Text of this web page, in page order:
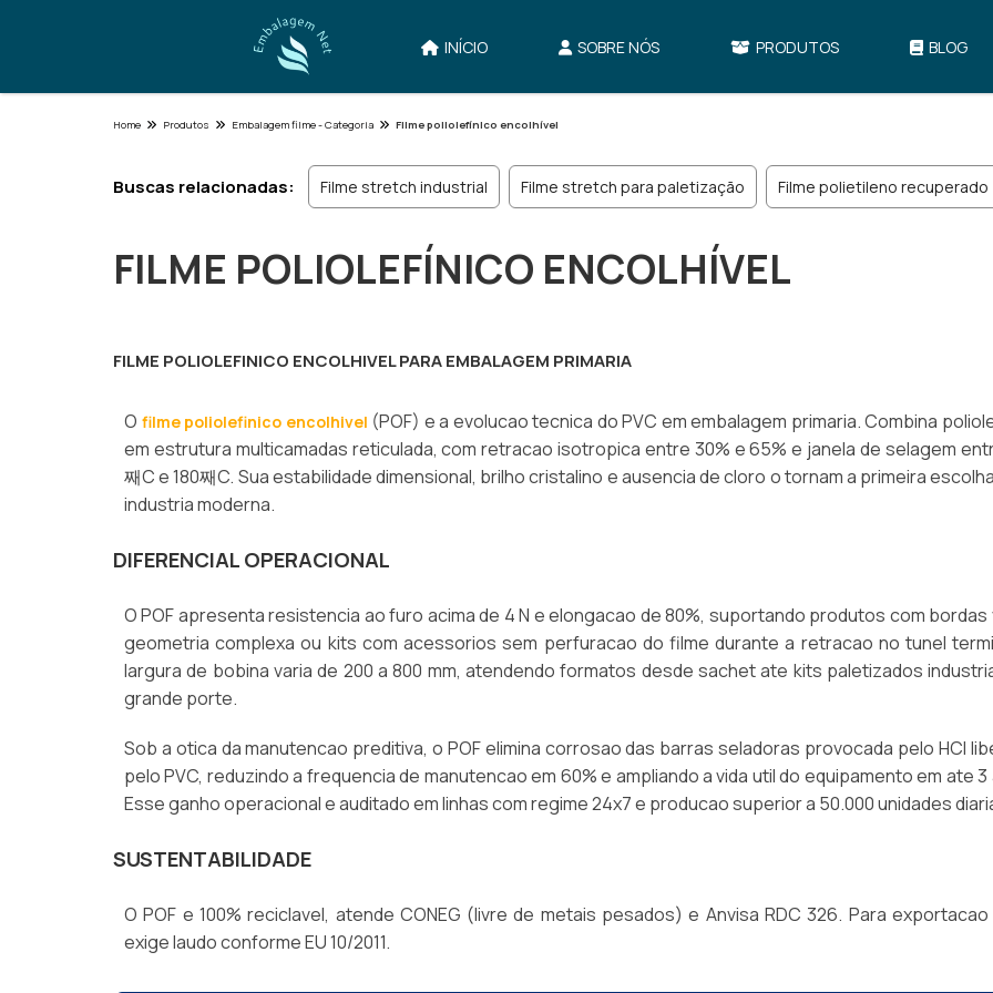
INÍCIO SOBRE NÓS PRODUTOS BLOG
Home Produtos Embalagem filme - Categoria Filme poliolefínico encolhível
Buscas relacionadas: Filme stretch industrial Filme stretch para paletização Filme polietileno recuperado
FILME POLIOLEFÍNICO ENCOLHÍVEL
FILME POLIOLEFINICO ENCOLHIVEL PARA EMBALAGEM PRIMARIA
O filme poliolefinico encolhivel (POF) e a evolucao tecnica do PVC em embalagem primaria. Combina
em estrutura multicamadas reticulada, com retracao isotropica entre 30% e 65% e janela de selagem
째C e 180째C. Sua estabilidade dimensional, brilho cristalino e ausencia de cloro o tornam a primeira
industria moderna.
DIFERENCIAL OPERACIONAL
O POF apresenta resistencia ao furo acima de 4 N e elongacao de 80%, suportando produtos com bordas
geometria complexa ou kits com acessorios sem perfuracao do filme durante a retracao no tunel
largura de bobina varia de 200 a 800 mm, atendendo formatos desde sachet ate kits paletizados
grande porte.
Sob a otica da manutencao preditiva, o POF elimina corrosao das barras seladoras provocada pelo HCl
pelo PVC, reduzindo a frequencia de manutencao em 60% e ampliando a vida util do equipamento em ate 3
Esse ganho operacional e auditado em linhas com regime 24x7 e producao superior a 50.000 unidades
SUSTENTABILIDADE
O POF e 100% reciclavel, atende CONEG (livre de metais pesados) e Anvisa RDC 326. Para exportacao
exige laudo conforme EU 10/2011.